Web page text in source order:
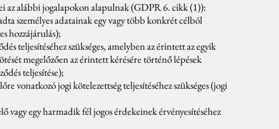
az alábbi jogalapokon alapulnak (GDPR 6. cikk (1)):
személyes adatainak egy vagy több konkrét célból
hozzájárulás);
teljesítéséhez szükséges, amelyben az érintett az egyik
megelőzően az érintett kérésére történő lépések
teljesítése);
vonatkozó jogi kötelezettség teljesítéséhez szükséges (jogi
vagy egy harmadik fél jogos érdekeinek érvényesítéséhez